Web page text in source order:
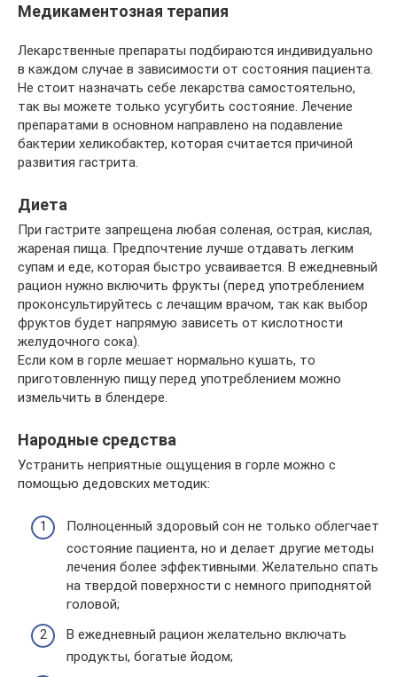
Медикаментозная терапия
Лекарственные препараты подбираются индивидуально
в каждом случае в зависимости от состояния пациента.
Не стоит назначать себе лекарства самостоятельно,
так вы можете только усугубить состояние. Лечение
препаратами в основном направлено на подавление
бактерии хеликобактер, которая считается причиной
развития гастрита.
Диета
При гастрите запрещена любая соленая, острая, кислая,
жареная пища. Предпочтение лучше отдавать легким
супам и еде, которая быстро усваивается. В ежедневный
рацион нужно включить фрукты (перед употреблением
проконсультируйтесь с лечащим врачом, так как выбор
фруктов будет напрямую зависеть от кислотности
желудочного сока).
Если ком в горле мешает нормально кушать, то
приготовленную пищу перед употреблением можно
измельчить в блендере.
Народные средства
Устранить неприятные ощущения в горле можно с
помощью дедовских методик:
Полноценный здоровый сон не только облегчает
состояние пациента, но и делает другие методы
лечения более эффективными. Желательно спать
на твердой поверхности с немного приподнятой
головой;
В ежедневный рацион желательно включать
продукты, богатые йодом;